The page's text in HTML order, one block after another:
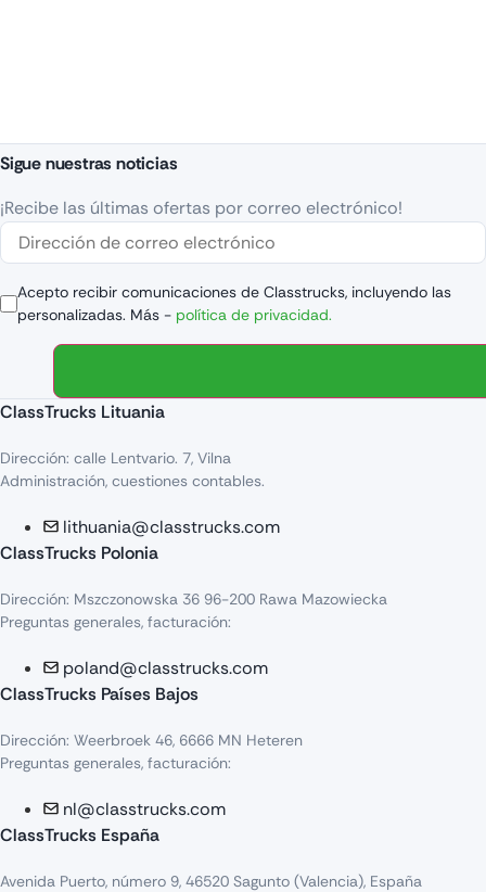
Sigue nuestras noticias
¡Recibe las últimas ofertas por correo electrónico!
Acepto recibir comunicaciones de Classtrucks, incluyendo las
personalizadas. Más - política de privacidad.
ClassTrucks Lituania
Dirección: calle Lentvario. 7, Vilna
Administración, cuestiones contables.
lithuania@classtrucks.com
ClassTrucks Polonia
Dirección: Mszczonowska 36 96-200 Rawa Mazowiecka
Preguntas generales, facturación:
poland@classtrucks.com
ClassTrucks Países Bajos
Dirección: Weerbroek 46, 6666 MN Heteren
Preguntas generales, facturación:
nl@classtrucks.com
ClassTrucks España
Avenida Puerto, número 9, 46520 Sagunto (Valencia), España